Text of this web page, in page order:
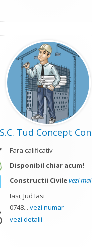
S.C. Tud Concept
Fara calificativ
Disponibil chiar acum!
Constructii Civilevezi
Iasi, Jud Iasi
0748... vezi numar
vezi detalii